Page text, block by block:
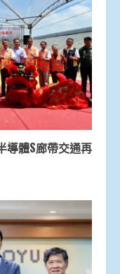
體S廊帶交通再